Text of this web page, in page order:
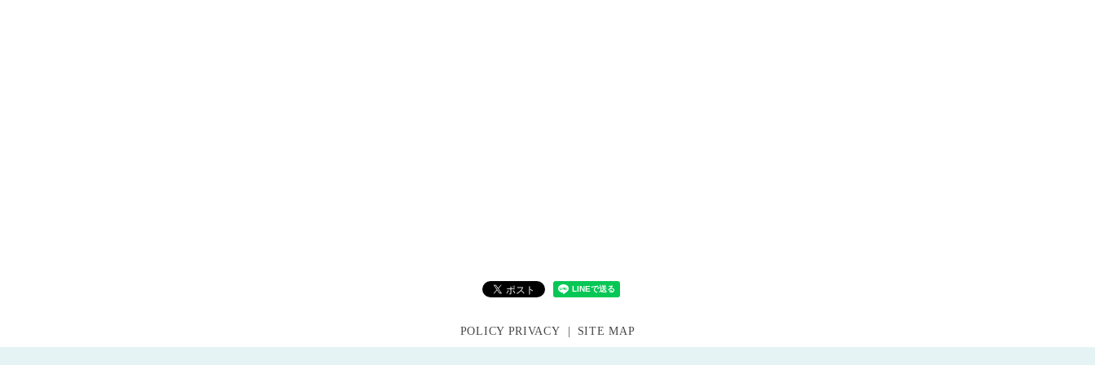
POLICY PRIVACY SITE MAP